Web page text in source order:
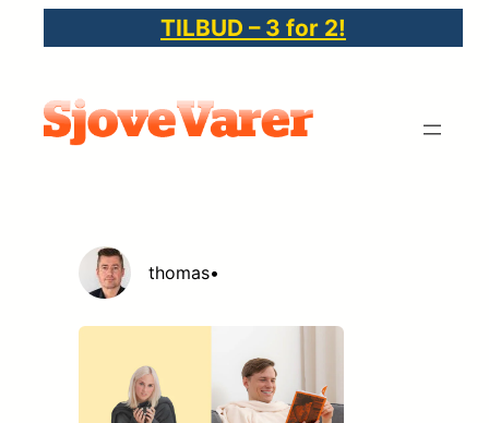
indhold
TILBUD – 3 for 2!
thomas•